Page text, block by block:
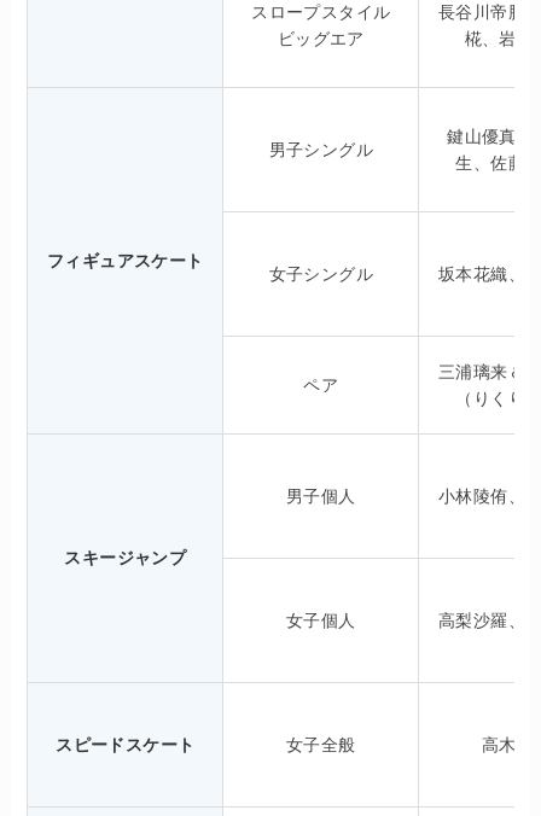
スロープスタイル
ビッグエア
長谷川帝勝
椛、岩渕
フィギュアスケート
男子シングル
鍵山優真、
生、佐藤
女子シングル 坂本花織、
ペア
三浦璃来＆
（りくり
スキージャンプ
男子個人 小林陵侑、
女子個人 高梨沙羅、
スピードスケート 女子全般 高木美